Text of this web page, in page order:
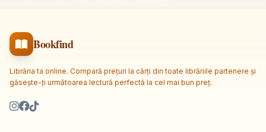
Bookfind
Librăria ta online. Compară prețuri la cărți din toate librăriile partenere și
găsește-ți următoarea lectură perfectă la cel mai bun preț.